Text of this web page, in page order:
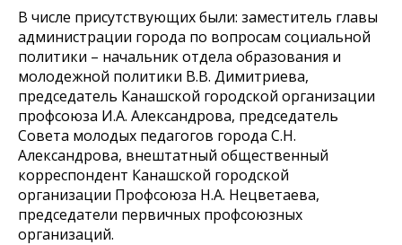
В числе присутствующих были: заместитель главы
администрации города по вопросам социальной
политики – начальник отдела образования и
молодежной политики В.В. Димитриева,
председатель Канашской городской организации
профсоюза И.А. Александрова, председатель
Совета молодых педагогов города С.Н.
Александрова, внештатный общественный
корреспондент Канашской городской
организации Профсоюза Н.А. Нецветаева,
председатели первичных профсоюзных
организаций.